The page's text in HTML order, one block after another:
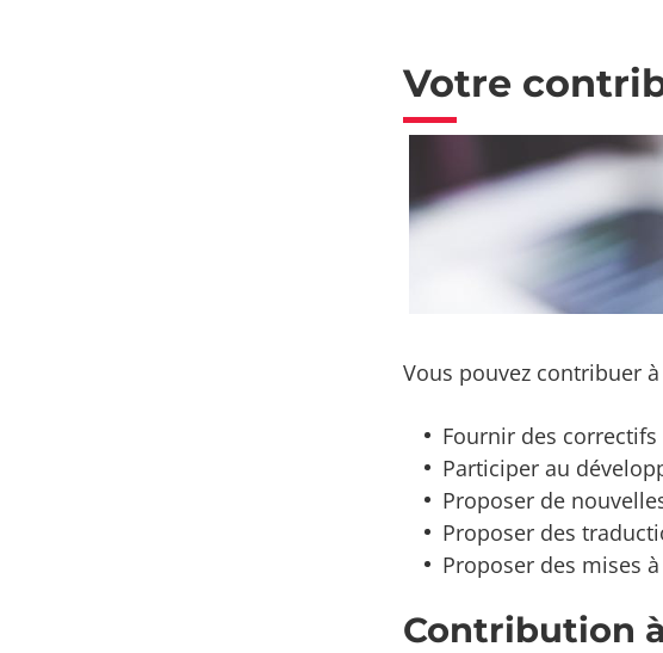
Votre
Vous pouvez contribuer
Fournir des
Participer au
Proposer de
Proposer des
Proposer des mises
Contribution